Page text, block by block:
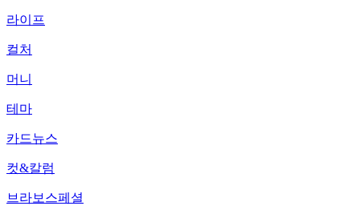
라이프
컬처
머니
테마
카드뉴스
컷&칼럼
브라보스페셜